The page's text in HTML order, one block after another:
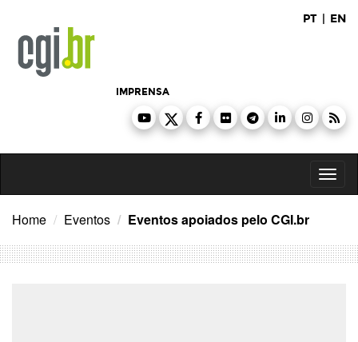
conteúdo
PT | EN
IMPRENSA
Home Eventos Eventos apoiados pelo CGI.br